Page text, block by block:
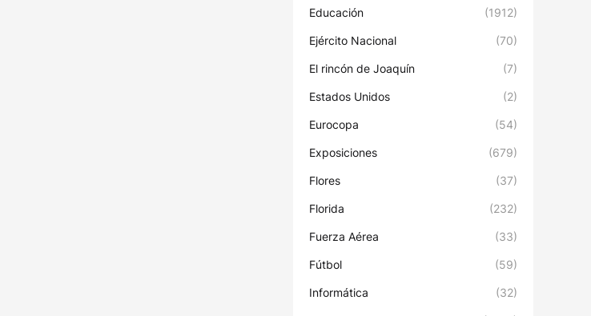
Educación (1912)
Ejército Nacional (70)
El rincón de Joaquín (7)
Estados Unidos (2)
Eurocopa (54)
Exposiciones (679)
Flores (37)
Florida (232)
Fuerza Aérea (33)
Fútbol (59)
Informática (32)